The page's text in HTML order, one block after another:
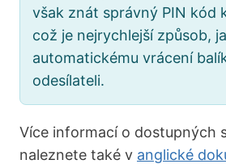
však znát správný PIN kód
což je nejrychlejší způsob,
automatickému vrácení
odesílateli.
Více informací o dostupných
naleznete také v anglické